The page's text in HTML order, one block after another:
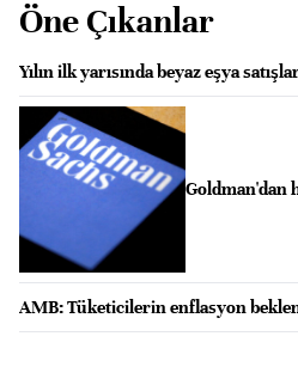
Öne Çıkanlar
Yılın ilk yarısında beyaz eşya
Goldman'dan
AMB: Tüketicilerin enflasyon